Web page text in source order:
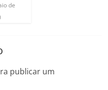
de
publicar um